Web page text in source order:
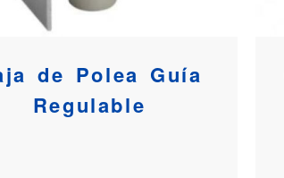
de Polea Guía
Regulable